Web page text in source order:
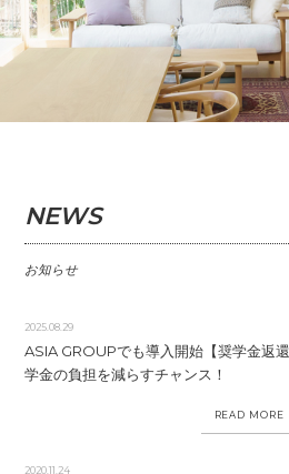
NEWS
お知らせ
2025.08.29
ASIA GROUPでも導入開始【奨学金返
学金の負担を減らすチャンス！
READ MORE
2020.11.24